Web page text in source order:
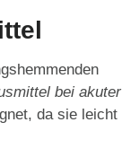
bei akuter
da sie leicht